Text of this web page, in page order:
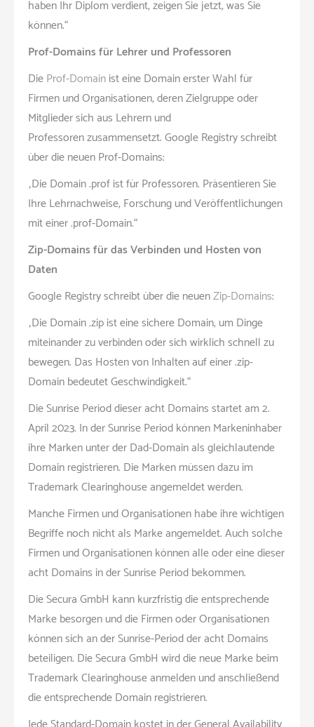
haben Ihr Diplom verdient, zeigen Sie jetzt, was Sie
können.“
Prof-Domains für Lehrer und Professoren
DieProf-Domainist eine Domain erster Wahl für
Firmen und Organisationen, deren Zielgruppe oder
Mitglieder sich aus Lehrern und
Professoren zusammensetzt. Google Registry schreibt
über die neuen Prof-Domains:
„Die Domain .prof ist für Professoren. Präsentieren Sie
Ihre Lehrnachweise, Forschung und Veröffentlichungen
mit einer .prof-Domain.“
Zip-Domains für das Verbinden und Hosten von
Daten
Google Registry schreibt über die neuenZip-Domains:
„Die Domain .zip ist eine sichere Domain, um Dinge
miteinander zu verbinden oder sich wirklich schnell zu
bewegen. Das Hosten von Inhalten auf einer .zip-
Domain bedeutet Geschwindigkeit.“
Die Sunrise Period dieser acht Domains startet am 2.
April 2023. In der Sunrise Period können Markeninhaber
ihre Marken unter der Dad-Domain als gleichlautende
Domain registrieren. Die Marken müssen dazu im
Trademark Clearinghouse angemeldet werden.
Manche Firmen und Organisationen habe ihre wichtigen
Begriffe noch nicht als Marke angemeldet. Auch solche
Firmen und Organisationen können alle oder eine dieser
acht Domains in der Sunrise Period bekommen.
Die Secura GmbH kann kurzfristig die entsprechende
Marke besorgen und die Firmen oder Organisationen
können sich an der Sunrise-Period der acht Domains
beteiligen. Die Secura GmbH wird die neue Marke beim
Trademark Clearinghouse anmelden und anschließend
die entsprechende Domain registrieren.